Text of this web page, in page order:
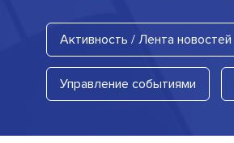
Активность / Лента новостей
Управление событиями